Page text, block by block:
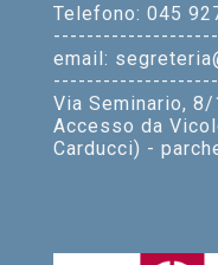
Telefono: 045
email:
Via Seminario,
Accesso da
Carducci) -